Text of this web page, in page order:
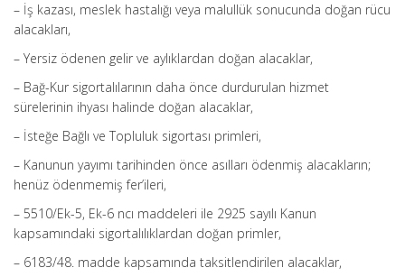
– İş kazası, meslek hastalığı veya malullük sonucunda doğan rücu
alacakları,
– Yersiz ödenen gelir ve aylıklardan doğan alacaklar,
– Bağ-Kur sigortalılarının daha önce durdurulan hizmet
sürelerinin ihyası halinde doğan alacaklar,
– İsteğe Bağlı ve Topluluk sigortası primleri,
– Kanunun yayımı tarihinden önce asılları ödenmiş alacakların;
henüz ödenmemiş fer’ileri,
– 5510/Ek-5, Ek-6 ncı maddeleri ile 2925 sayılı Kanun
kapsamındaki sigortalılıklardan doğan primler,
– 6183/48. madde kapsamında taksitlendirilen alacaklar,